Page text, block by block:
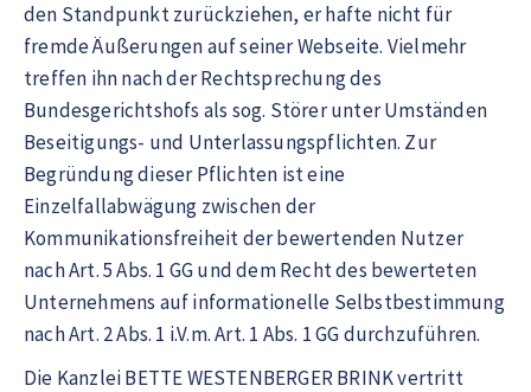
den Standpunkt zurückziehen, er hafte nicht für
fremde Äußerungen auf seiner Webseite. Vielmehr
treffen ihn nach der Rechtsprechung des
Bundesgerichtshofs als sog. Störer unter Umständen
Beseitigungs- und Unterlassungspflichten. Zur
Begründung dieser Pflichten ist eine
Einzelfallabwägung zwischen der
Kommunikationsfreiheit der bewertenden Nutzer
nach Art. 5 Abs. 1 GG und dem Recht des bewerteten
Unternehmens auf informationelle Selbstbestimmung
nach Art. 2 Abs. 1 i.V.m. Art. 1 Abs. 1 GG durchzuführen.
Die Kanzlei BETTE WESTENBERGER BRINK vertritt